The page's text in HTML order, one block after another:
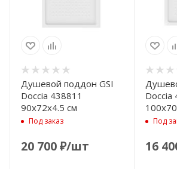
Душевой поддон GSI
Doccia 438811
90x72x4.5 см
Под заказ
20 700₽/шт
Doccia
Под
16